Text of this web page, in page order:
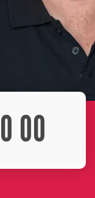
00